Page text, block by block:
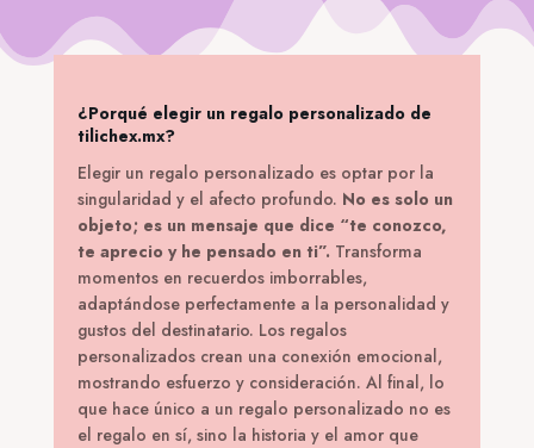
¿Porqué elegir un regalo personalizado de
tilichex.mx?
Elegir un regalo personalizado es optar por la
singularidad y el afecto profundo. No es solo un
objeto; es un mensaje que dice “te conozco,
te aprecio y he pensado en ti”. Transforma
momentos en recuerdos imborrables,
adaptándose perfectamente a la personalidad y
gustos del destinatario. Los regalos
personalizados crean una conexión emocional,
mostrando esfuerzo y consideración. Al final, lo
que hace único a un regalo personalizado no es
el regalo en sí, sino la historia y el amor que